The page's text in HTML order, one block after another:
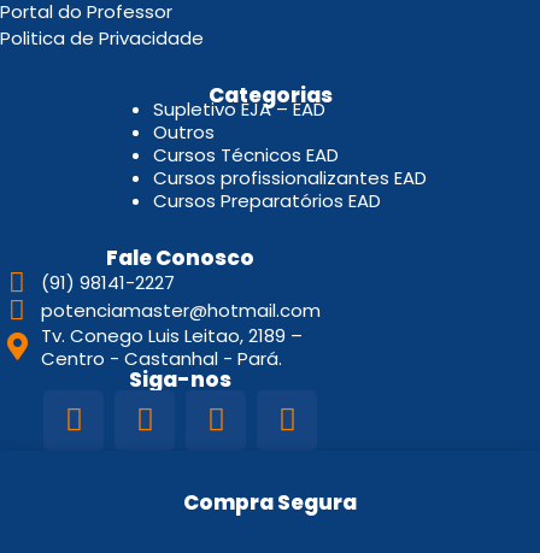
Portal do Professor
Politica de Privacidade
Categorias
Supletivo EJA – EAD
Outros
Cursos Técnicos EAD
Cursos profissionalizantes EAD
Cursos Preparatórios EAD
Fale Conosco
(91) 98141-2227
potenciamaster@hotmail.com
Tv. Conego Luis Leitao, 2189 –
Centro - Castanhal - Pará.
Siga-nos
Compra Segura